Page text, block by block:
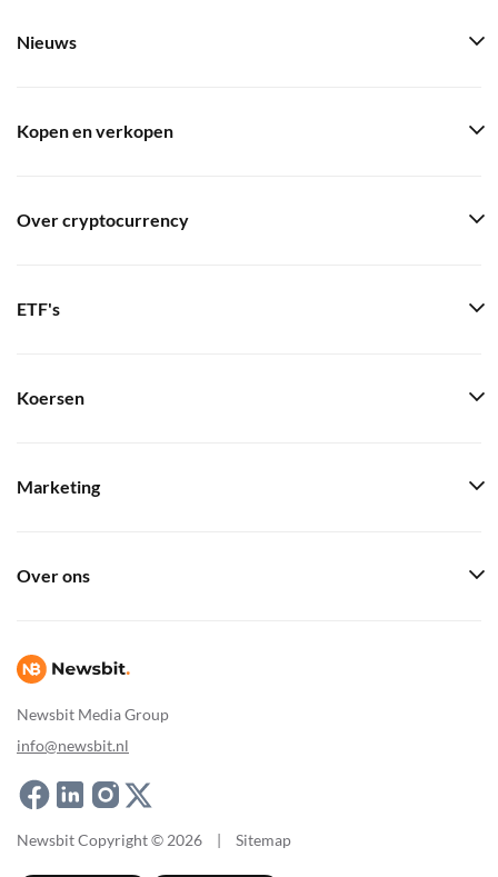
Newsbit Media Group
info@newsbit.nl
Nieuws
Kopen en verkopen
Over cryptocurrency
ETF's
Koersen
Marketing
Over ons
Newsbit Copyright © 2026 | Sitemap